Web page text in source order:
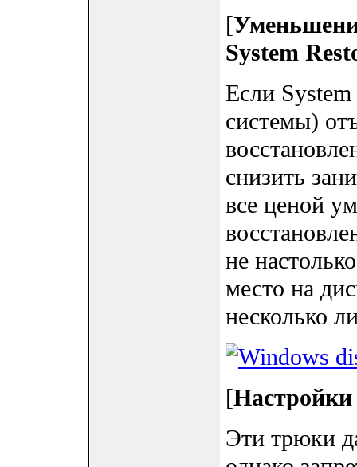
[
System
Если
системы)
снизить
все ценой
не
место на
несколько
[Настройки
Эти трюки